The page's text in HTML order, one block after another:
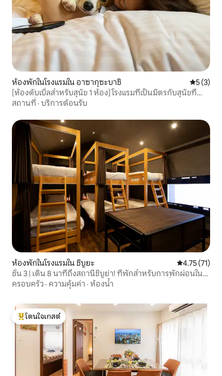
ห้องพักในโรงแรมใน อาซากุซะบาชิ คะแนนเฉ
5 (3)
[ห้องดับเบิ้ลสำหรับสุนัข 1 ห้อง] โรงแรมที่เป็นมิตรกับสุนัขที่
สามารถพาสุนัขเข้าพักได้
สถานที่ · บริการต้อนรับ
ห้องพักในโรงแรมใน ชิบูยะ คะแนนเฉลี่ย
4.75 (71)
ชั้น 3 | เดิน 8 นาทีถึงสถานีชิบูย่า! ที่พักสำหรับการพักผ่อนในชิ
บูย่า｜ใกล้กับไลฟ์เฮ้าส์｜สูงสุด 6 คน｜Wi-Fi｜เครื่องซักผ้า
ครอบครัว · ความคุ้มค่า · ห้องน้ำ
โดนใจเกสต์ที่สุด
โดนใจเกสต์